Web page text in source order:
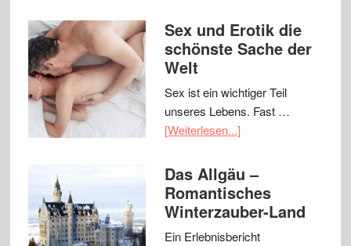
Sex und Erotik die
schönste Sache der
Welt
Sex ist ein wichtiger Teil
unseres Lebens. Fast …
[Weiterlesen...]
Das Allgäu –
Romantisches
Winterzauber-Land
Ein Erlebnisbericht